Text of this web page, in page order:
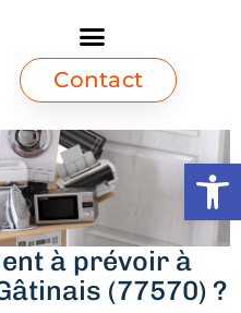
Ouvrir
Contact
à prévoir à
(77570) ?